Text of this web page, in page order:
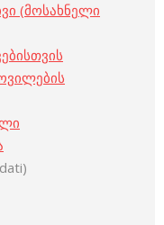
(მოსახნელი